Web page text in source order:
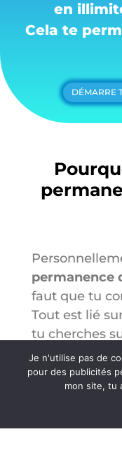
en
Cela te
DÉMARRE
permanence
faut que tu
Tout est lié
tu cherches
marketing
recherche va
d’autres
vont
d’autres
Je n'utilise pas de
pour des publicités
mon site, tu